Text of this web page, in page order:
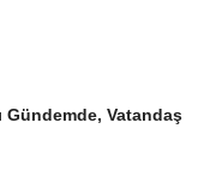
Gündemde, Vatandaş